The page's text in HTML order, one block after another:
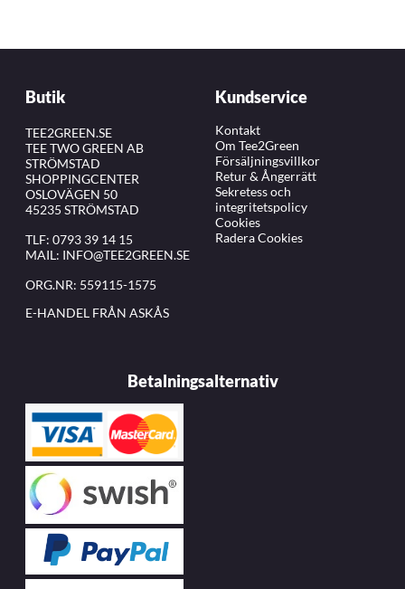
Butik
TEE2GREEN.SE
TEE TWO GREEN AB
STRÖMSTAD
SHOPPINGCENTER
OSLOVÄGEN 50
45235 STRÖMSTAD
TLF: 0793 39 14 15
MAIL: INFO@TEE2GREEN.SE
ORG.NR: 559115-1575
E-HANDEL FRÅN ASKÅS
Kundservice
Kontakt
Om Tee2Green
Försäljningsvillkor
Retur & Ångerrätt
Sekretess och
integritetspolicy
Cookies
Radera Cookies
Betalningsalternativ